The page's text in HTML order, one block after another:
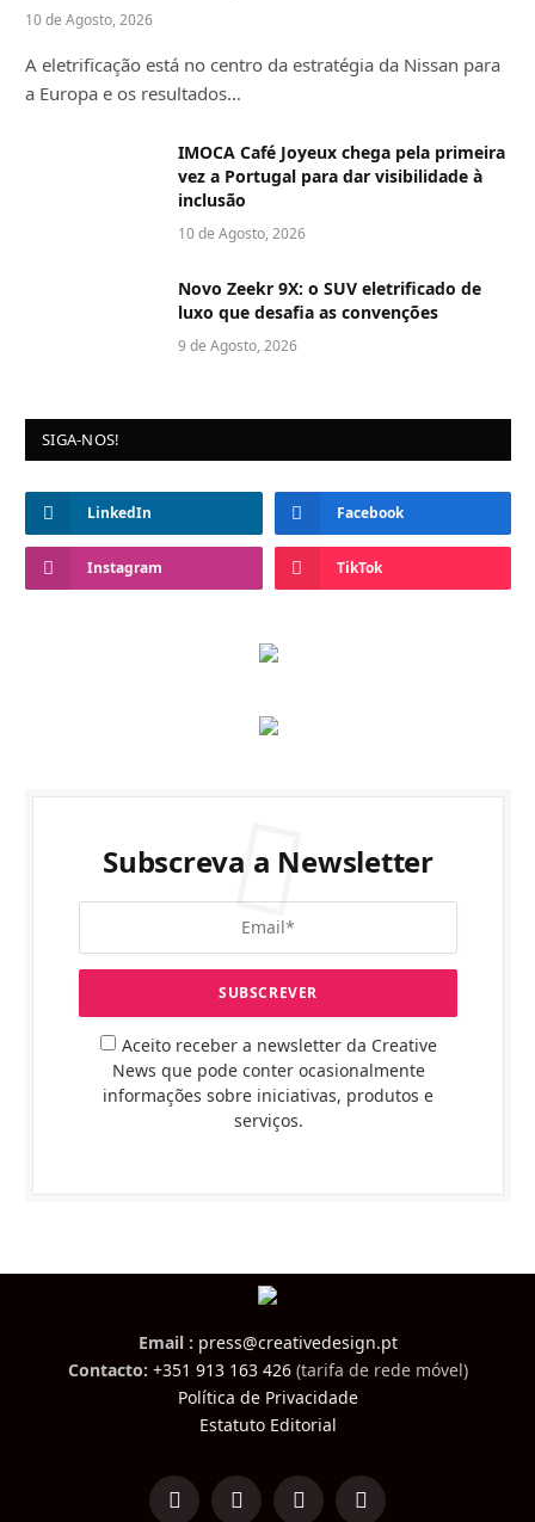
10 de Agosto, 2026
A eletrificação está no centro da estratégia da Nissan para
a Europa e os resultados…
IMOCA Café Joyeux chega pela primeira
vez a Portugal para dar visibilidade à
inclusão
10 de Agosto, 2026
Novo Zeekr 9X: o SUV eletrificado de
luxo que desafia as convenções
9 de Agosto, 2026
SIGA-NOS!
LinkedIn Facebook
Instagram TikTok
Subscreva a Newsletter
Aceito receber a newsletter da Creative
News que pode conter ocasionalmente
informações sobre iniciativas, produtos e
serviços.
Email : press@creativedesign.pt
Contacto: +351 913 163 426(tarifa de rede móvel)
Política de Privacidade
Estatuto Editorial
LinkedInFacebookInstagramTikTok